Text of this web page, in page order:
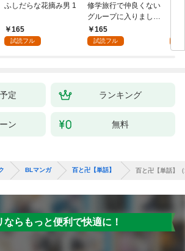
ふしだらな花摘み男 1
165
試読フル
修学旅行で仲良くない
グループに入りました
【単話版】1巻
165
試読フル
が
ら
定 ランキング
ン 無料
BLマンガ 百と卍【単話】 百と卍【単話】
ならもっと便利で快適に！